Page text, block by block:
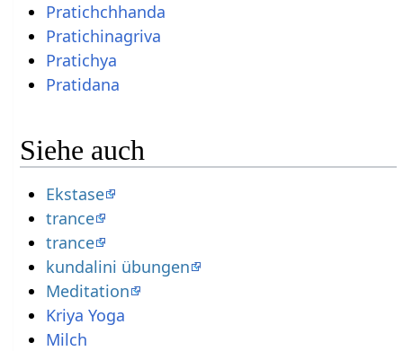
Pratichchhanda
Pratichinagriva
Pratichya
Pratidana
Siehe auch
Ekstase
trance
trance
kundalini übungen
Meditation
Kriya Yoga
Milch